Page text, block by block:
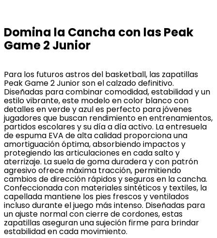
Domina la Cancha con las Peak
Game 2 Junior
Para los futuros astros del basketball, las zapatillas
Peak Game 2 Junior son el calzado definitivo.
Diseñadas para combinar comodidad, estabilidad y un
estilo vibrante, este modelo en color blanco con
detalles en verde y azul es perfecto para jóvenes
jugadores que buscan rendimiento en entrenamientos,
partidos escolares y su día a día activo. La entresuela
de espuma EVA de alta calidad proporciona una
amortiguación óptima, absorbiendo impactos y
protegiendo las articulaciones en cada salto y
aterrizaje. La suela de goma duradera y con patrón
agresivo ofrece máxima tracción, permitiendo
cambios de dirección rápidos y seguros en la cancha.
Confeccionada con materiales sintéticos y textiles, la
capellada mantiene los pies frescos y ventilados
incluso durante el juego más intenso. Diseñadas para
un ajuste normal con cierre de cordones, estas
zapatillas aseguran una sujeción firme para brindar
estabilidad en cada movimiento.